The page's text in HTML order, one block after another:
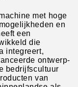
met hoge
en
een
die
integreert,
ontwerp-
bedrijfscultuur
van